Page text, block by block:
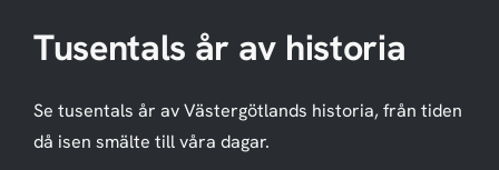
Tusentals år av historia
Se tusentals år av Västergötlands historia, från tiden
då isen smälte till våra dagar.